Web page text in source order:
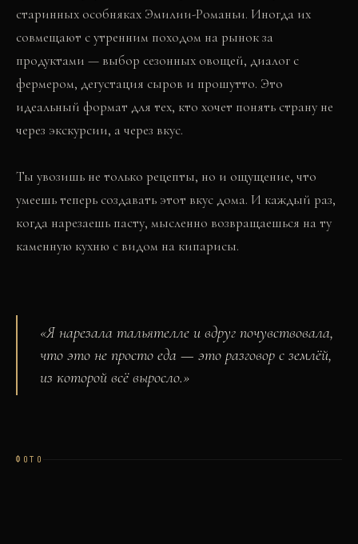
старинных особняках Эмилии-Романьи. Иногда их
совмещают с утренним походом на рынок за
продуктами — выбор сезонных овощей, диалог с
фермером, дегустация сыров и прошутто. Это
идеальный формат для тех, кто хочет понять страну не
через экскурсии, а через вкус.
Ты увозишь не только рецепты, но и ощущение, что
умеешь теперь создавать этот вкус дома. И каждый раз,
когда нарезаешь пасту, мысленно возвращаешься на ту
каменную кухню с видом на кипарисы.
«Я нарезала тальятелле и вдруг почувствовала,
что это не просто еда — это разговор с землёй,
из которой всё выросло.»
ФОТО